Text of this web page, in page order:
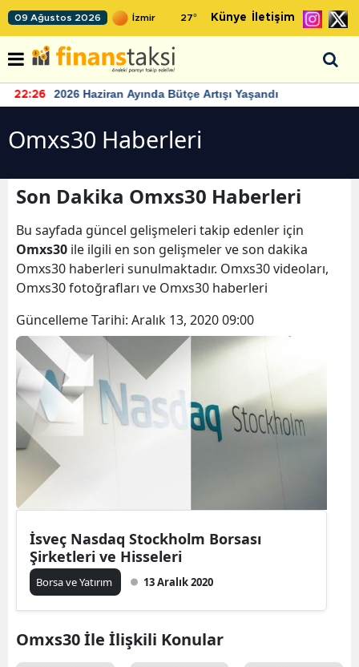
09 Ağustos 2026 27° Künye İletişim
22:26 2026 Haziran Ayında Bütçe Artışı Yaşandı
Omxs30 Haberleri
Son Dakika Omxs30 Haberleri
Bu sayfada güncel gelişmeleri takip edenler için
Omxs30 ile ilgili en son gelişmeler ve son dakika
Omxs30 haberleri sunulmaktadır. Omxs30 videoları,
Omxs30 fotoğrafları ve Omxs30 haberleri
Güncelleme Tarihi: Aralık 13, 2020 09:00
İsveç Nasdaq Stockholm Borsası
Şirketleri ve Hisseleri
Borsa ve Yatırım 13 Aralık 2020
Omxs30 İle İlişkili Konular